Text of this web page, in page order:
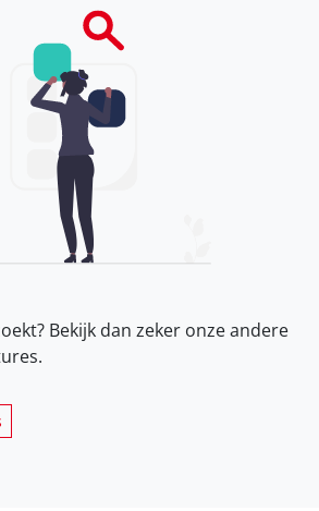
Bekijk dan zeker onzeandere